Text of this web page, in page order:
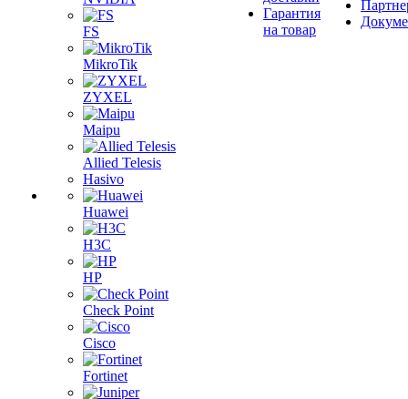
FS
MikroTik
ZYXEL
Maipu
Allied Telesis
Hasivo
Huawei
H3C
HP
Check Point
Cisco
Fortinet
Гарантия
на товар